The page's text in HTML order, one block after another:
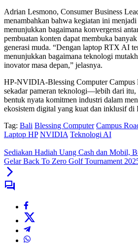
Adrian Lesmono, Consumer Business
menambahkan bahwa kegiatan ini
menunjukkan bagaimana konvergensi
pembuatan konten dapat membuka
generasi muda. “Dengan laptop RTX AI
menunjukkan bagaimana teknologi
inovator masa depan,” jelasnya.
HP-NVIDIA-Blessing Computer Campus
sekadar pameran teknologi—lebih dari
bentuk nyata komitmen industri dalam
ekosistem digital yang kuat dan inklusif di
Tag: Bali Blessing Computer Campus
Laptop HP NVIDIA Teknologi AI
Sediakan Hadiah Uang Cash dan Mobil,
Gelar Back To Zero Golf Tournament